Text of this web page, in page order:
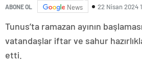
ABONE OL News 22 Nisan 2024
Tunus’ta ramazan ayının
vatandaşlar iftar ve sahur
etti.